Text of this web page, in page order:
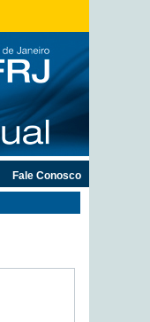
Fale Conosco